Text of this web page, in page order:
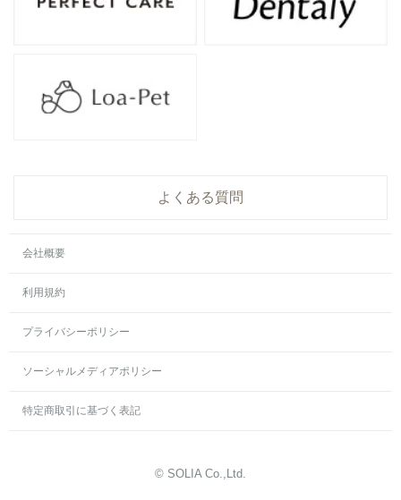
よくある質問
会社概要
利用規約
プライバシーポリシー
ソーシャルメディアポリシー
特定商取引に基づく表記
© SOLIA Co.,Ltd.